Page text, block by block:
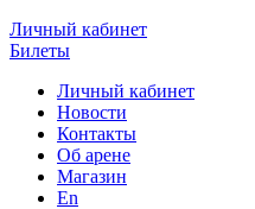
Личный кабинет
Билеты
Личный кабинет
Новости
Контакты
Об арене
Магазин
En